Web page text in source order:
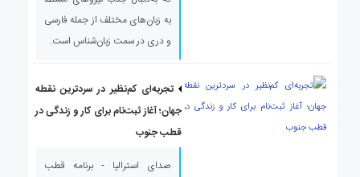
به زبان‌های مختلف از جمله فارسی
و دری در سمت زبان‌شناس است.
تجربه‌ای کم‌نظیر در سردترین نقطه
جهان؛ آغاز ثبت‌نام برای کار و زندگی در
قطب جنوب
صدای استرالیا - برنامه قطب